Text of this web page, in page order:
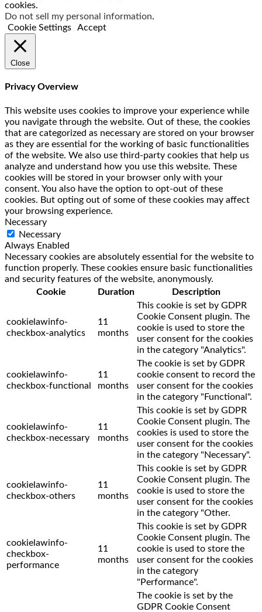
cookies.
Do not sell my personal information.
Cookie Settings
Accept
Close
Privacy Overview
This website uses cookies to improve your experience while
you navigate through the website. Out of these, the cookies
that are categorized as necessary are stored on your browser
as they are essential for the working of basic functionalities
of the website. We also use third-party cookies that help us
analyze and understand how you use this website. These
cookies will be stored in your browser only with your
consent. You also have the option to opt-out of these
cookies. But opting out of some of these cookies may affect
your browsing experience.
Necessary
Necessary
Always Enabled
Necessary cookies are absolutely essential for the website to
function properly. These cookies ensure basic functionalities
and security features of the website, anonymously.
Cookie
Duration Description
cookielawinfo-
checkbox-analytics
11
months
This cookie is set by GDPR
Cookie Consent plugin. The
cookie is used to store the
user consent for the cookies
in the category "Analytics".
cookielawinfo-
checkbox-functional
11
months
The cookie is set by GDPR
cookie consent to record the
user consent for the cookies
in the category "Functional".
cookielawinfo-
checkbox-necessary
11
months
This cookie is set by GDPR
Cookie Consent plugin. The
cookies is used to store the
user consent for the cookies
in the category "Necessary".
cookielawinfo-
checkbox-others
11
months
This cookie is set by GDPR
Cookie Consent plugin. The
cookie is used to store the
user consent for the cookies
in the category "Other.
cookielawinfo-
checkbox-
performance
11
months
This cookie is set by GDPR
Cookie Consent plugin. The
cookie is used to store the
user consent for the cookies
in the category
"Performance".
The cookie is set by the
GDPR Cookie Consent